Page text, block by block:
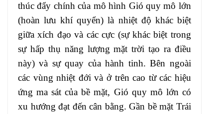
thúc đẩy chính của mô hình Gió quy mô lớn
(hoàn lưu khí quyển) là nhiệt độ khác biệt
giữa xích đạo và các cực (sự khác biệt trong
sự hấp thụ năng lượng mặt trời tạo ra điều
này) và sự quay của hành tinh. Bên ngoài
các vùng nhiệt đới và ở trên cao từ các hiệu
ứng ma sát của bề mặt, Gió quy mô lớn có
xu hướng đạt đến cân bằng. Gần bề mặt Trái